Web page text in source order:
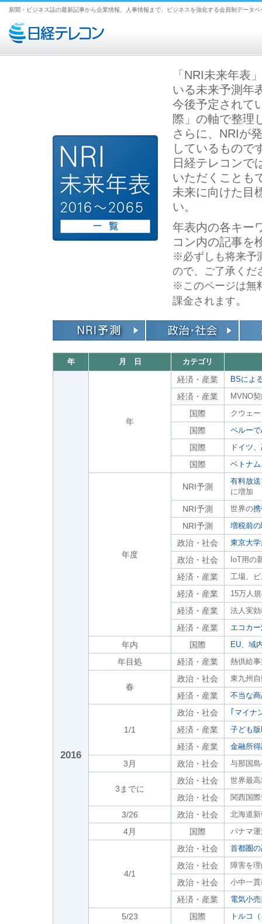
新聞・ビジネス誌の最新記事から企業情報、人事情報まで、ビジネスを強化する会員制データベ
「NRI未来年表
いる未来予測年
今後予定されて
際」の軸で整理
さらに、NRIが
しているもので
日経テレコンで
いただくことも
未来に向けた目
い。
年表内の各キー
コン内の記事を
※必ずしも将来予
ので、ご了承くだ
※このページは無
課金されます。
年 月 日 カテゴリ
2016
年
経済・産業 BSによ
経済・産業 MVNO
国際 クウェ
国際 ペルー
国際 ドイツ
国際 ベトナ
年度
NRI予測
有料放
に増加
NRI予測 世界の
NRI予測 増税前
政治・社会 東京大
政治・社会 IoT用の
経済・産業 工場、
経済・産業 15万人
経済・産業 法人実
経済・産業 エコカ
年内 国際 EU、域
年目処 経済・産業 熱供給
春
政治・社会 東九州
経済・産業 不当な
1/1
政治・社会 ｢マイナ
経済・産業 子ども
経済・産業 金融所
3月 政治・社会 与那国
3までに
政治・社会 世界最
政治・社会 関西国
3/26 政治・社会 北海道
4月 国際 パナマ
4/1
政治・社会 首都圏
政治・社会 障害を
政治・社会 小中一
経済・産業 電気小
5/23 国際 トルコ